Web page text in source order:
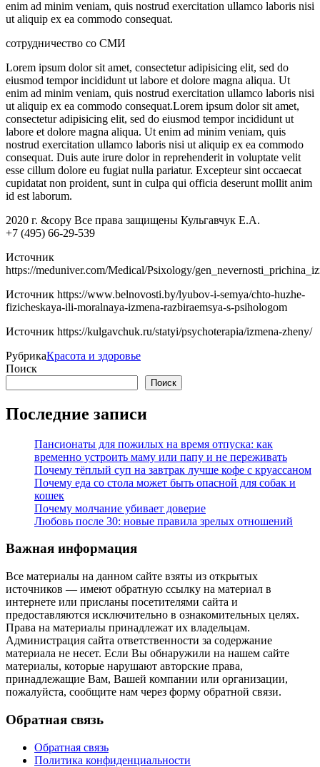
enim ad minim veniam, quis nostrud exercitation ullamco laboris nisi
ut aliquip ex ea commodo consequat.
сотрудничество со СМИ
Lorem ipsum dolor sit amet, consectetur adipisicing elit, sed do
eiusmod tempor incididunt ut labore et dolore magna aliqua. Ut
enim ad minim veniam, quis nostrud exercitation ullamco laboris nisi
ut aliquip ex ea commodo consequat.Lorem ipsum dolor sit amet,
consectetur adipisicing elit, sed do eiusmod tempor incididunt ut
labore et dolore magna aliqua. Ut enim ad minim veniam, quis
nostrud exercitation ullamco laboris nisi ut aliquip ex ea commodo
consequat. Duis aute irure dolor in reprehenderit in voluptate velit
esse cillum dolore eu fugiat nulla pariatur. Excepteur sint occaecat
cupidatat non proident, sunt in culpa qui officia deserunt mollit anim
id est laborum.
2020 г. &copy Все права защищены Кульгавчук Е.А.
+7 (495) 66-29-539
Источник
https://meduniver.com/Medical/Psixology/
Источник https://www.belnovosti.by/lyubov-i-semya/chto-huzhe-
fizicheskaya-ili-moralnaya-izmena-razbiraemsya-s-psihologom
Источник https://kulgavchuk.ru/statyi/psychoterapia/izmena-zheny/
РубрикаКрасота и здоровье
Поиск
Поиск
Последние записи
Пансионаты для пожилых на время отпуска: как
временно устроить маму или папу и не переживать
Почему тёплый суп на завтрак лучше кофе с круассаном
Почему еда со стола может быть опасной для собак и
кошек
Почему молчание убивает доверие
Любовь после 30: новые правила зрелых отношений
Важная информация
Все материалы на данном сайте взяты из открытых
источников — имеют обратную ссылку на материал в
интернете или присланы посетителями сайта и
предоставляются исключительно в ознакомительных целях.
Права на материалы принадлежат их владельцам.
Администрация сайта ответственности за содержание
материала не несет. Если Вы обнаружили на нашем сайте
материалы, которые нарушают авторские права,
принадлежащие Вам, Вашей компании или организации,
пожалуйста, сообщите нам через форму обратной связи.
Обратная связь
Обратная связь
Политика конфиденциальности